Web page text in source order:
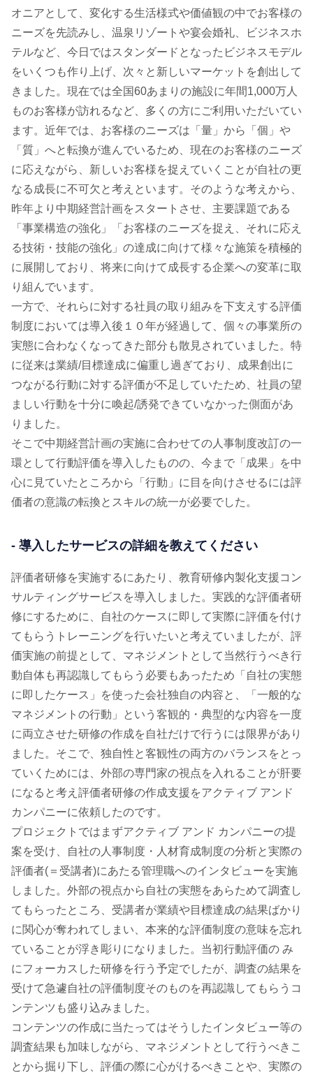
オニアとして、変化する生活様式や価値観の中でお客様の
ニーズを先読みし、温泉リゾートや宴会婚礼、ビジネスホ
テルなど、今日ではスタンダードとなったビジネスモデル
をいくつも作り上げ、次々と新しいマーケットを創出して
きました。現在では全国60あまりの施設に年間1,000万人
ものお客様が訪れるなど、多くの方にご利用いただいてい
ます。近年では、お客様のニーズは「量」から「個」や
「質」へと転換が進んでいるため、現在のお客様のニーズ
に応えながら、新しいお客様を捉えていくことが自社の更
なる成長に不可欠と考えといます。そのような考えから、
昨年より中期経営計画をスタートさせ、主要課題である
「事業構造の強化」「お客様のニーズを捉え、それに応え
る技術・技能の強化」の達成に向けて様々な施策を積極的
に展開しており、将来に向けて成長する企業への変革に取
り組んでいます。
一方で、それらに対する社員の取り組みを下支えする評価
制度においては導入後１０年が経過して、個々の事業所の
実態に合わなくなってきた部分も散見されていました。特
に従来は業績/目標達成に偏重し過ぎており、成果創出に
つながる行動に対する評価が不足していたため、社員の望
ましい行動を十分に喚起/誘発できていなかった側面があ
りました。
そこで中期経営計画の実施に合わせての人事制度改訂の一
環として行動評価を導入したものの、今まで「成果」を中
心に見ていたところから「行動」に目を向けさせるには評
価者の意識の転換とスキルの統一が必要でした。
- 導入したサービスの詳細を教えてください
評価者研修を実施するにあたり、教育研修内製化支援コン
サルティングサービスを導入しました。実践的な評価者研
修にするために、自社のケースに即して実際に評価を付け
てもらうトレーニングを行いたいと考えていましたが、評
価実施の前提として、マネジメントとして当然行うべき行
動自体も再認識してもらう必要もあったため「自社の実態
に即したケース」を使った会社独自の内容と、「一般的な
マネジメントの行動」という客観的・典型的な内容を一度
に両立させた研修の作成を自社だけで行うには限界があり
ました。そこで、独自性と客観性の両方のバランスをとっ
ていくためには、外部の専門家の視点を入れることが肝要
になると考え評価者研修の作成支援をアクティブ アンド
カンパニーに依頼したのです。
プロジェクトではまずアクティブ アンド カンパニーの提
案を受け、自社の人事制度・人材育成制度の分析と実際の
評価者(＝受講者)にあたる管理職へのインタビューを実施
しました。外部の視点から自社の実態をあらためて調査し
てもらったところ、受講者が業績や目標達成の結果ばかり
に関心が奪われてしまい、本来的な評価制度の意味を忘れ
ていることが浮き彫りになりました。当初行動評価の み
にフォーカスした研修を行う予定でしたが、調査の結果を
受けて急遽自社の評価制度そのものを再認識してもらうコ
ンテンツも盛り込みました。
コンテンツの作成に当たってはそうしたインタビュー等の
調査結果も加味しながら、マネジメントとして行うべきこ
とから掘り下し、評価の際に心がけるべきことや、実際の